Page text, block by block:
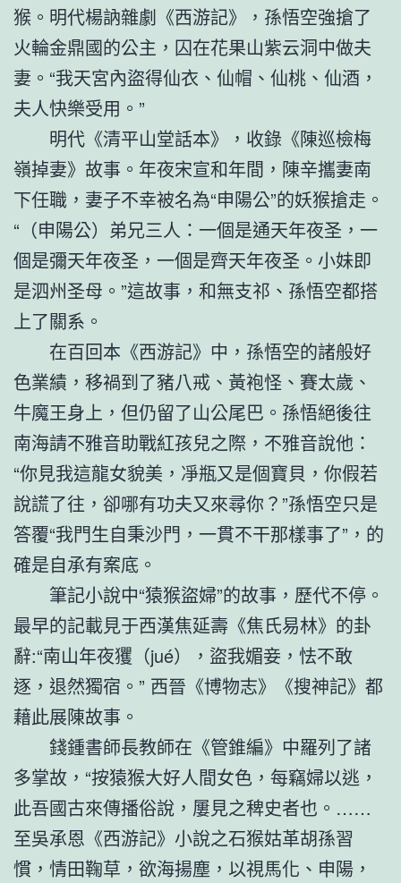
猴。明代楊訥雜劇《西游記》，孫悟空強搶了
火輪金鼎國的公主，囚在花果山紫云洞中做夫
妻。“我天宮內盜得仙衣、仙帽、仙桃、仙酒，
夫人快樂受用。”
明代《清平山堂話本》，收錄《陳巡檢梅
嶺掉妻》故事。年夜宋宣和年間，陳辛攜妻南
下任職，妻子不幸被名為“申陽公”的妖猴搶走。
“（申陽公）弟兄三人：一個是通天年夜圣，一
個是彌天年夜圣，一個是齊天年夜圣。小妹即
是泗州圣母。”這故事，和無支祁、孫悟空都搭
上了關系。
在百回本《西游記》中，孫悟空的諸般好
色業績，移禍到了豬八戒、黃袍怪、賽太歲、
牛魔王身上，但仍留了山公尾巴。孫悟絕後往
南海請不雅音助戰紅孩兒之際，不雅音說他：
“你見我這龍女貌美，凈瓶又是個寶貝，你假若
說謊了往，卻哪有功夫又來尋你？”孫悟空只是
答覆“我門生自秉沙門，一貫不干那樣事了”，的
確是自承有案底。
筆記小說中“猿猴盜婦”的故事，歷代不停。
最早的記載見于西漢焦延壽《焦氏易林》的卦
辭:“南山年夜玃（jué），盜我媚妾，怯不敢
逐，退然獨宿。” 西晉《博物志》《搜神記》都
藉此展陳故事。
錢鍾書師長教師在《管錐編》中羅列了諸
多掌故，“按猿猴大好人間女色，每竊婦以逃，
此吾國古來傳播俗說，屢見之稗史者也。……
至吳承恩《西游記》小說之石猴姑革胡孫習
慣，情田鞠草，欲海揚塵，以視馬化、申陽，